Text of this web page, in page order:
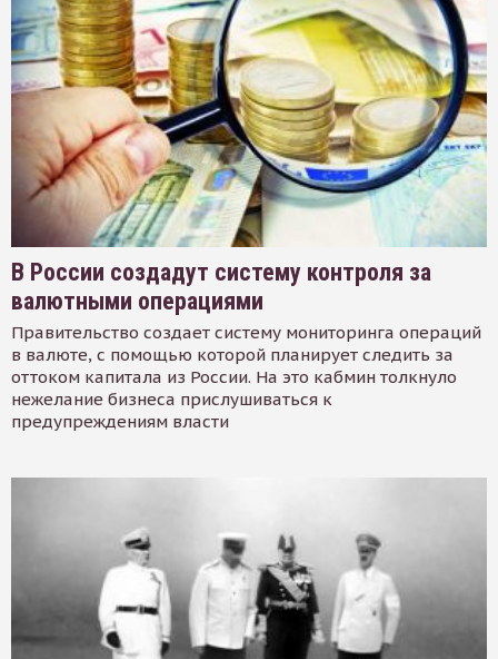
В России создадут систему контроля за
валютными операциями
Правительство создает систему мониторинга операций
в валюте, с помощью которой планирует следить за
оттоком капитала из России. На это кабмин толкнуло
нежелание бизнеса прислушиваться к
предупреждениям власти